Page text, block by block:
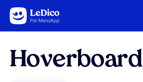
Aller au contenu
Hoverboard